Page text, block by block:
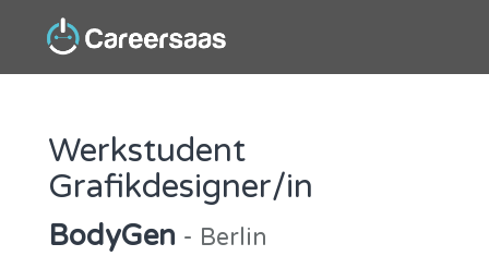
Werkstudent
Grafikdesigner/in
BodyGen - Berlin